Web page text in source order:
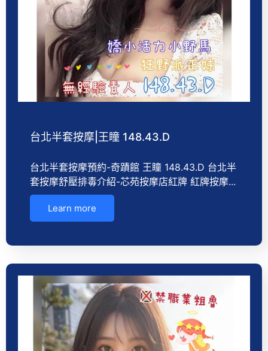
台北半套按摩|王瞳 148.43.D
台北半套按摩預約-奇蹟館 王瞳 148.43.D 台北半
套按摩舒壓排毒介紹-芯苑按摩店紅牌 紅牌按摩...
Learn more